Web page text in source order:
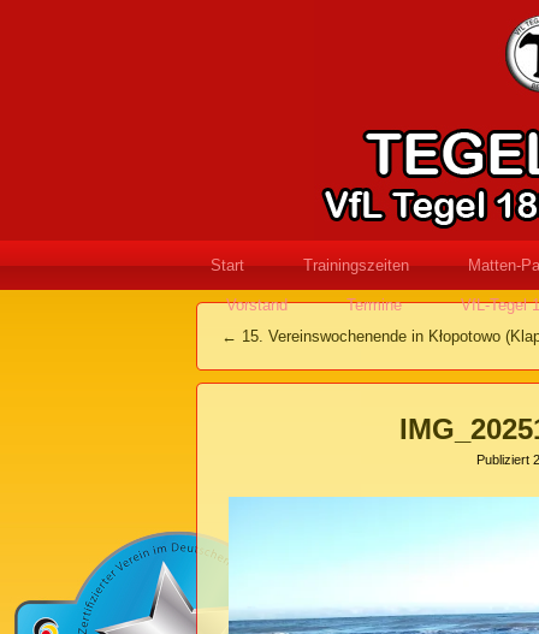
Start Trainingszeiten Matten-
Vorstand Termine
VfL-Tegel
← 15. Vereinswochenende in Kłopotowo
Publiziert